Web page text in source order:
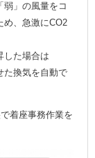
弱」の風量をコ
め、急激にCO2
した場合は
た換気を自動で
着座事務作業を